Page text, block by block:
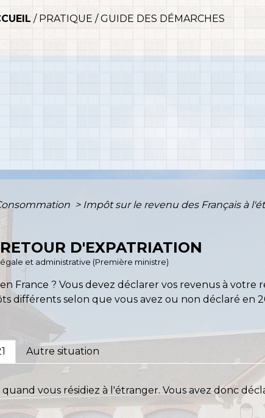
/ PRATIQUE /GUIDE DES DÉMARCHES
> Impôt sur le revenu des Français à
D'EXPATRIATION
et administrative (Première ministre)
France ? Vous devez déclarer vos revenus à votre
différents selon que vous avez ou non déclaré en
Autre situation
vous résidiez à l'étranger. Vous avez donc